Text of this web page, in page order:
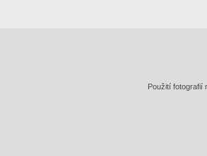
Použití fotografií